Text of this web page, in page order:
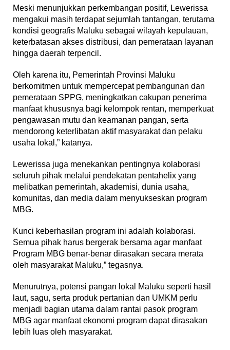
Meski menunjukkan perkembangan positif, Lewerissa
mengakui masih terdapat sejumlah tantangan, terutama
kondisi geografis Maluku sebagai wilayah kepulauan,
keterbatasan akses distribusi, dan pemerataan layanan
hingga daerah terpencil.
Oleh karena itu, Pemerintah Provinsi Maluku
berkomitmen untuk mempercepat pembangunan dan
pemerataan SPPG, meningkatkan cakupan penerima
manfaat khususnya bagi kelompok rentan, memperkuat
pengawasan mutu dan keamanan pangan, serta
mendorong keterlibatan aktif masyarakat dan pelaku
usaha lokal,” katanya.
Lewerissa juga menekankan pentingnya kolaborasi
seluruh pihak melalui pendekatan pentahelix yang
melibatkan pemerintah, akademisi, dunia usaha,
komunitas, dan media dalam menyukseskan program
MBG.
Kunci keberhasilan program ini adalah kolaborasi.
Semua pihak harus bergerak bersama agar manfaat
Program MBG benar-benar dirasakan secara merata
oleh masyarakat Maluku,” tegasnya.
Menurutnya, potensi pangan lokal Maluku seperti hasil
laut, sagu, serta produk pertanian dan UMKM perlu
menjadi bagian utama dalam rantai pasok program
MBG agar manfaat ekonomi program dapat dirasakan
lebih luas oleh masyarakat.